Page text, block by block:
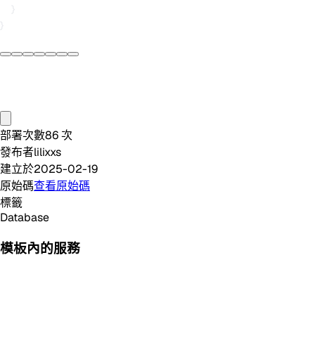
部署次數86次
發布者lilixxs
建立於2025-02-19
原始碼查看原始碼
標籤
Database
模板內的服務